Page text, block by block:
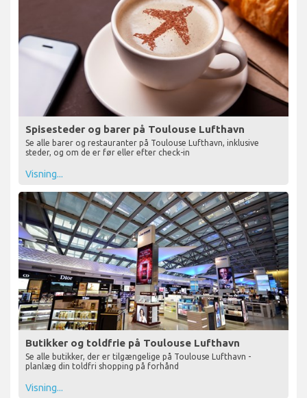
Spisesteder og barer på Toulouse Lufthavn
Se alle barer og restauranter på Toulouse Lufthavn, inklusive
steder, og om de er før eller efter check-in
Visning...
Butikker og toldfrie på Toulouse Lufthavn
Se alle butikker, der er tilgængelige på Toulouse Lufthavn -
planlæg din toldfri shopping på forhånd
Visning...